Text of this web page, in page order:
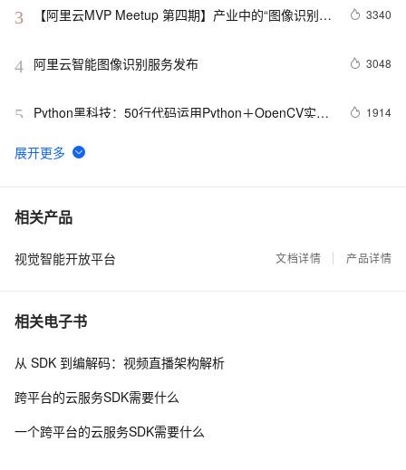
3
【阿里云MVP Meetup 第四期】产业中的“图像识别”
3340
4 阿里云智能图像识别服务发布 3048
5
Python黑科技：50行代码运用Python＋OpenCV实现
+大神讲解
1914
6
阿里云达摩院资深算法专家浅谈：视觉生产技术探索
7 图像识别DM8127开发攻略 ——板子启动过程
8 天文学家用AI探测宇宙：借助图像识别探索银河系中
1586
9
文字识别
10浪潮发布业界最高GPU密度的SR-AI整机柜
相关产品
视觉智能开放平台 文档详情 产品详情
相关电子书
从 SDK 到编解码：视频直播架构解析
跨平台的云服务SDK需要什么
一个跨平台的云服务SDK需要什么